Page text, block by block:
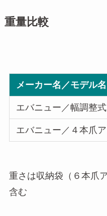
重量比較
メーカー名／モデル名
エバニュー／幅調整
エバニュー／４本爪
重さは収納袋（６本爪
含む